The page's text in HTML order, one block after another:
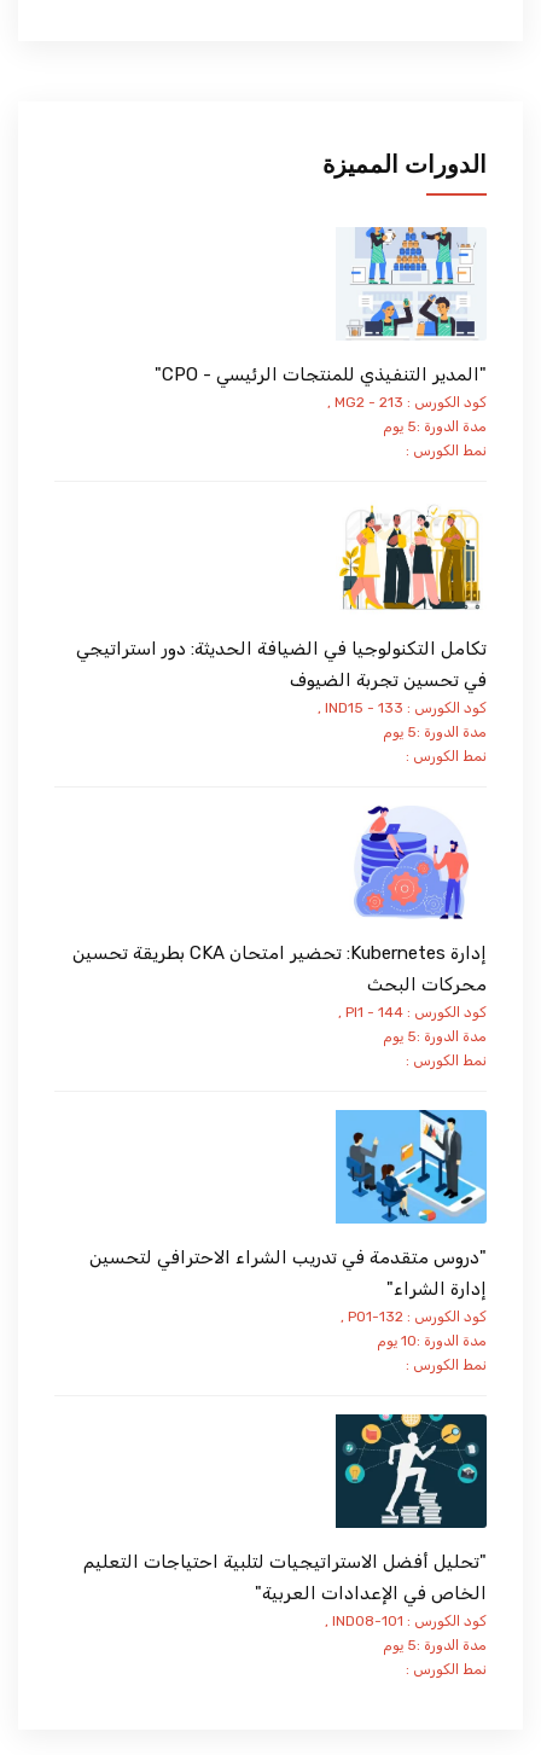
الدورات المميزة
"المدير التنفيذي للمنتجات الرئيسي - CPO"
كود الكورس : MG2 - 213 ,
مدة الدورة :5 يوم
نمط الكورس :
تكامل التكنولوجيا في الضيافة الحديثة: دور استراتيجي
في تحسين تجربة الضيوف
كود الكورس : IND15 - 133 ,
مدة الدورة :5 يوم
نمط الكورس :
إدارة Kubernetes: تحضير امتحان CKA بطريقة تحسين
محركات البحث
كود الكورس : PI1 - 144 ,
مدة الدورة :5 يوم
نمط الكورس :
"دروس متقدمة في تدريب الشراء الاحترافي لتحسين
إدارة الشراء"
كود الكورس : PO1-132 ,
مدة الدورة :10 يوم
نمط الكورس :
"تحليل أفضل الاستراتيجيات لتلبية احتياجات التعليم
الخاص في الإعدادات العربية"
كود الكورس : IND08-101 ,
مدة الدورة :5 يوم
نمط الكورس :